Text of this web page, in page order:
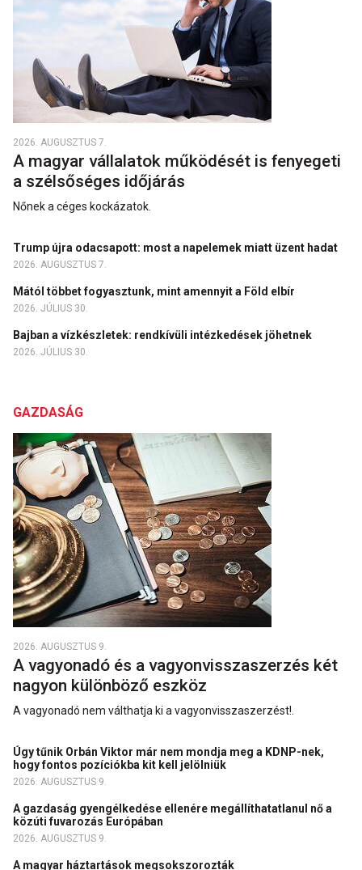
2026. AUGUSZTUS 7.
A magyar vállalatok működését is fenyegeti
a szélsőséges időjárás
Nőnek a céges kockázatok.
Trump újra odacsapott: most a napelemek miatt üzent hadat
2026. AUGUSZTUS 7.
Mától többet fogyasztunk, mint amennyit a Föld elbír
2026. JÚLIUS 30.
Bajban a vízkészletek: rendkívüli intézkedések jöhetnek
2026. JÚLIUS 30.
GAZDASÁG
2026. AUGUSZTUS 9.
A vagyonadó és a vagyonvisszaszerzés két
nagyon különböző eszköz
A vagyonadó nem válthatja ki a vagyon­vissza­szerzést!.
Úgy tűnik Orbán Viktor már nem mondja meg a KDNP-nek,
hogy fontos pozíciókba kit kell jelölniük
2026. AUGUSZTUS 9.
A gazdaság gyengélkedése ellenére megállíthatatlanul nő a
közúti fuvarozás Európában
2026. AUGUSZTUS 9.
A magyar háztartások megsokszorozták